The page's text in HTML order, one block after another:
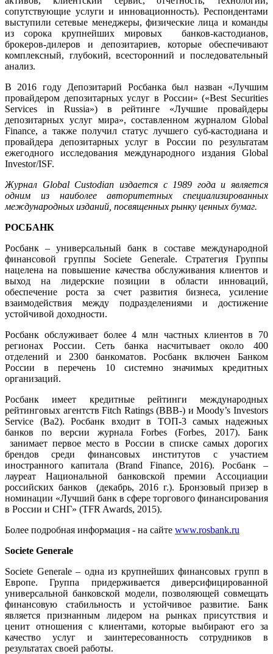
сопутствующие услуги и инновационность). Респондентами
выступили сетевые менеджеры, физические лица и команды
из сорока крупнейших мировых банков-кастодианов,
брокеров-дилеров и депозитариев, которые обеспечивают
комплексный, глубокий, всесторонний и последовательный
анализ.
В 2016 году Депозитарий Росбанка был назван «Лучшим
провайдером депозитарных услуг в России» («Best Securities
Services in Russia») в рейтинге «Лучшие провайдеры
депозитарных услуг мира», составленном журналом Global
Finance, а также получил статус лучшего суб-кастодиана и
провайдера депозитарных услуг в России по результатам
ежегодного исследования международного издания Global
Investor/ISF.
Журнал Global Custodian издается с 1989 года и является
одним из наиболее авторитетных специализированных
международных изданий, посвященных рынку ценных бумаг.
РОСБАНК
Росбанк – универсальный банк в составе международной
финансовой группы Societe Generale. Стратегия Группы
нацелена на повышение качества обслуживания клиентов и
выход на лидерские позиции в области инноваций,
обеспечение роста за счет развития бизнеса, усиление
взаимодействия между подразделениями и достижение
устойчивой доходности.
Росбанк обслуживает более 4 млн частных клиентов в 70
регионах России. Сеть банка насчитывает около 400
отделений и 2300 банкоматов. Росбанк включен Банком
России в перечень 10 системно значимых кредитных
организаций.
Росбанк имеет кредитные рейтинги международных
рейтинговых агентств Fitch Ratings (BBB-) и Moody’s Investors
Service (Ba2). Росбанк входит в ТОП-3 самых надежных
банков по версии журнала Forbes (Forbes, 2017). Банк
занимает первое место в России в списке самых дорогих
брендов среди финансовых институтов с участием
иностранного капитала (Brand Finance, 2016). Росбанк –
лауреат Национальной банковской премии Ассоциации
российских банков (декабрь, 2016 г.). Бронзовый призер в
номинации «Лучший банк в сфере торгового финансирования
в России и СНГ» (TFR Awards, 2015).
Более подробная информация - на сайте www.rosbank.ru
Societe Generale
Societe Generale – одна из крупнейших финансовых групп в
Европе. Группа придерживается диверсифицированной
универсальной банковской модели, позволяющей совмещать
финансовую стабильность и устойчивое развитие. Банк
является признанным лидером на рынках присутствия и
ценит отношения с клиентами, которые выбирают его за
качество услуг и заинтересованность сотрудников в
результатах своей работы.